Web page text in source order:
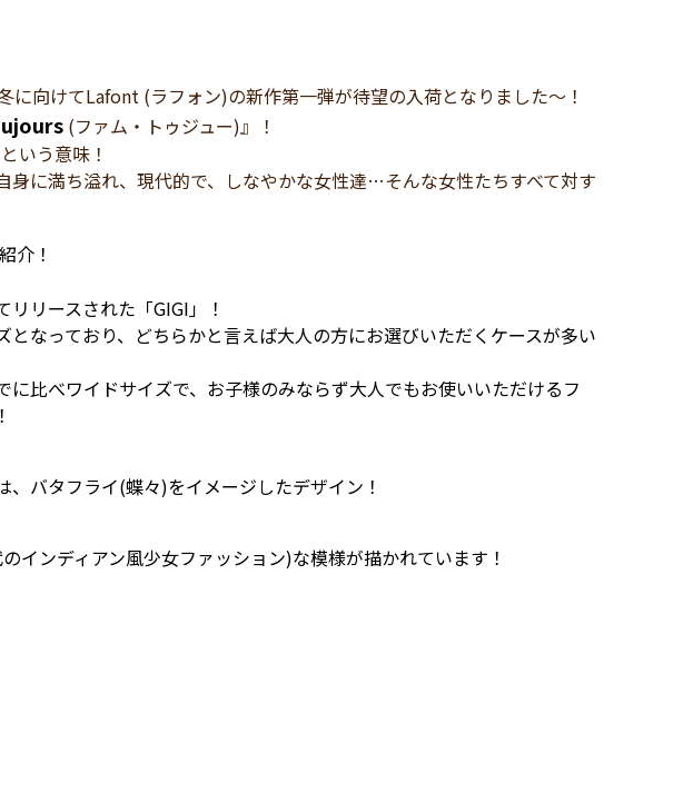
向けてLafont (ラフォン)の新作第一弾が待望の入荷となりました～！
(ファム・トゥジュー)』！
いう意味！
に満ち溢れ、現代的で、しなやかな女性達…そんな女性たちすべて対す
介！
リースされた「GIGI」！
なっており、どちらかと言えば大人の方にお選びいただくケースが多い
比べワイドサイズで、お子様のみならず大人でもお使いいただけるフ
バタフライ(蝶々)をイメージしたデザイン！
インディアン風少女ファッション)な模様が描かれています！